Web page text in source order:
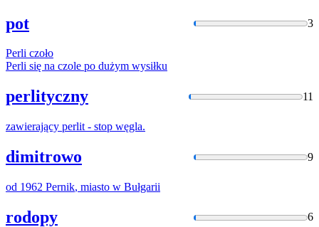
pot 3
Perli czoło
Perli się na czole po dużym wysiłku
perlityczny 11
zawierający perlit - stop węgla.
dimitrowo 9
od 1962 Pernik, miasto w Bułgarii
rodopy 6